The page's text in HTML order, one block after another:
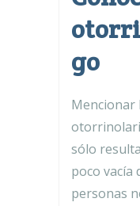
go
Mencionar
sólo
poco vacía
personas